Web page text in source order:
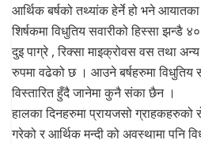
आर्थिक बर्षको तथ्यांक हेर्ने हो भने
शिर्षकमा विधुतिय सवारीको हिस्सा झन्डै
दुइ पाग्रे , रिक्सा माइक्रोवस वस तथा
रुपमा वढेको छ । आउने बर्षहरुमा विधुतिय
विस्तारित हुँदै जानेमा कुनै संका छैन ।
हालका दिनहरुमा प्रायजसो ग्राहकहरुको
गरेको र आर्थिक मन्दी को अवस्थामा पनि